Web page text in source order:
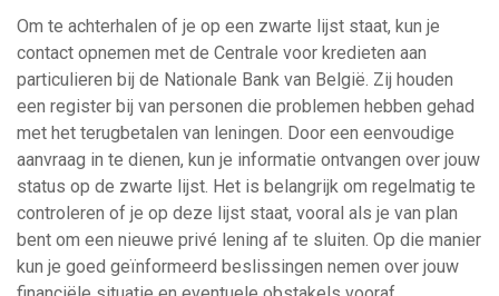
Om te achterhalen of je op een zwarte lijst staat, kun je
contact opnemen met de Centrale voor kredieten aan
particulieren bij de Nationale Bank van België. Zij houden
een register bij van personen die problemen hebben gehad
met het terugbetalen van leningen. Door een eenvoudige
aanvraag in te dienen, kun je informatie ontvangen over jouw
status op de zwarte lijst. Het is belangrijk om regelmatig te
controleren of je op deze lijst staat, vooral als je van plan
bent om een nieuwe privé lening af te sluiten. Op die manier
kun je goed geïnformeerd beslissingen nemen over jouw